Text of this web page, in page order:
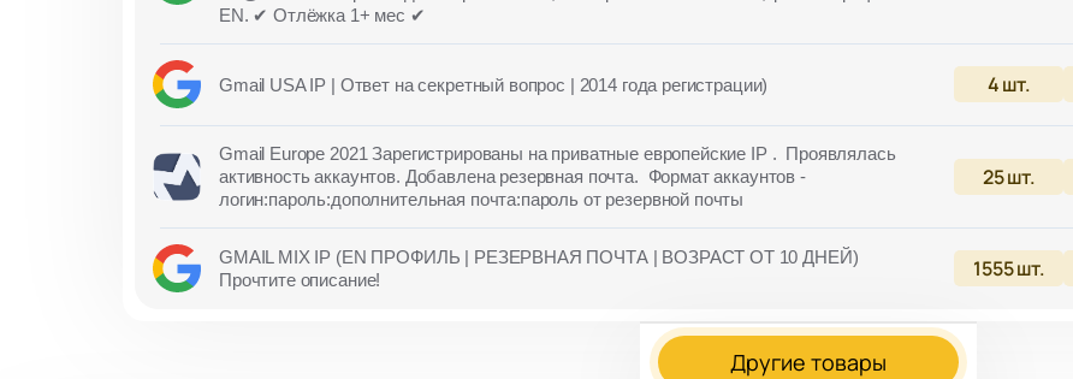
EN. ✔ Отлёжка 1+ мес ✔
Gmail USA IP | Ответ на секретный вопрос | 2014 года регистрации) 4шт.
Gmail Europe 2021 Зарегистрированы на приватные европейские IP . Проявлялась
активность аккаунтов. Добавлена резервная почта. Формат аккаунтов -
логин:пароль:дополнительная почта:пароль от резервной почты
25шт.
GMAIL MIX IP (EN ПРОФИЛЬ | РЕЗЕРВНАЯ ПОЧТА | ВОЗРАСТ ОТ 10 ДНЕЙ)
Прочтите описание!
1555шт.
Другие товары